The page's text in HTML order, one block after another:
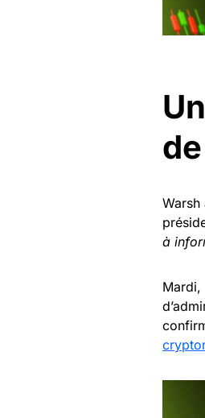
Warsh
à
Mardi,